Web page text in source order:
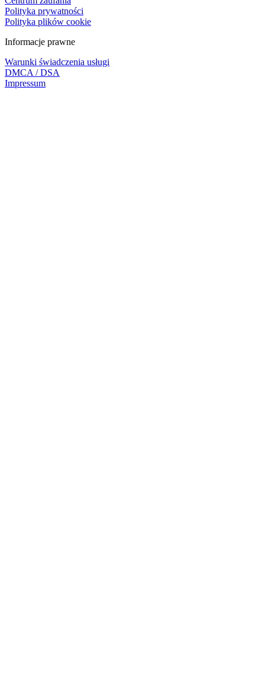
Polityka prywatności
Polityka plików cookie
Informacje prawne
Warunki świadczenia usługi
DMCA / DSA
Impressum